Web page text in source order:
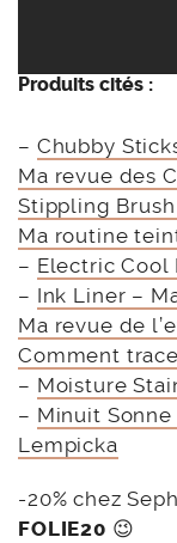
Produits cités :
– Chubby
Ma revue des
Stippling
Ma routine
– Electric Cool
– Ink Liner –
Ma revue de
Comment
– Moisture
– Minuit
Lempicka
-20% chez
FOLIE20 😉